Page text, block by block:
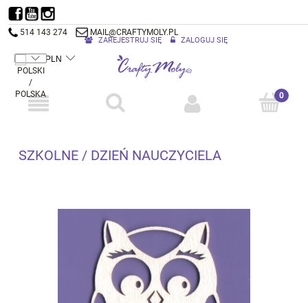
514 143 274 MAIL@CRAFTYMOLY.PL
ZAREJESTRUJ SIĘ ZALOGUJ SIĘ
SZKOLNE / DZIEŃ NAUCZYCIELA